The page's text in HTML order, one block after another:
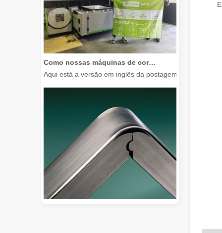
Como nossas máquinas de corte a laser estão capacitando a fabricação mexicana
Aqui está a versão em inglês da postagem do blog,
Guia 2026: Como as máquinas de corte de tubos a